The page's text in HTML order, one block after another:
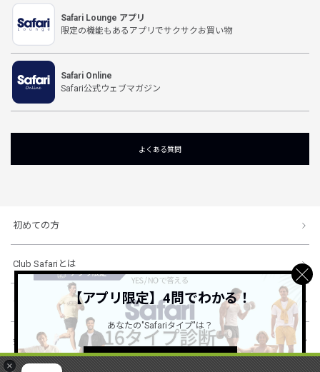
×
Safari Lounge アプリ
限定の機能もあるアプリでサクサクお買い物
Safari Online
Safari公式ウェブマガジン
よくある質問
初めての方
Club Safariとは
ショッピングガイド
会社概要・規約
【アプリ限定】4問でわかる！
あなたの"Safariタイプ"は？
詳しくはこちら ＞